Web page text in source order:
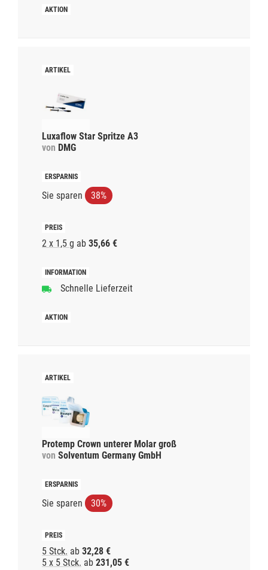
Luxaflow Star Spritze A3
von DMG
Sie sparen 38%
2 x 1,5 g ab 35,66 €
Schnelle Lieferzeit
Protemp Crown unterer Molar groß
von Solventum Germany GmbH
Sie sparen 30%
5 Stck. ab 32,28 €
5 x 5 Stck. ab 231,05 €